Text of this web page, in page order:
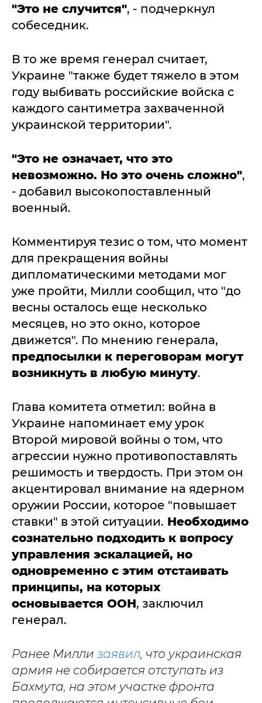
"Это не случится", - подчеркнул
собеседник.
В то же время генерал считает,
Украине "также будет тяжело в этом
году выбивать российские войска с
каждого сантиметра захваченной
украинской территории".
"Это не означает, что это
невозможно. Но это очень сложно",
- добавил высокопоставленный
военный.
Комментируя тезис о том, что момент
для прекращения войны
дипломатическими методами мог
уже пройти, Милли сообщил, что "до
весны осталось еще несколько
месяцев, но это окно, которое
движется". По мнению генерала,
предпосылки к переговорам могут
возникнуть в любую минуту.
Глава комитета отметил: война в
Украине напоминает ему урок
Второй мировой войны о том, что
агрессии нужно противопоставлять
решимость и твердость. При этом он
акцентировал внимание на ядерном
оружии России, которое "повышает
ставки" в этой ситуации. Необходимо
сознательно подходить к вопросу
управления эскалацией, но
одновременно с этим отстаивать
принципы, на которых
основывается ООН, заключил
генерал.
Ранее Милли заявил, что украинская
армия не собирается отступать из
Бахмута, на этом участке фронта